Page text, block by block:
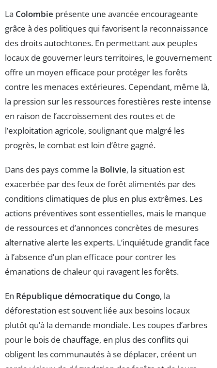
La Colombie présente une avancée encourageante
grâce à des politiques qui favorisent la reconnaissance
des droits autochtones. En permettant aux peuples
locaux de gouverner leurs territoires, le gouvernement
offre un moyen efficace pour protéger les forêts
contre les menaces extérieures. Cependant, même là,
la pression sur les ressources forestières reste intense
en raison de l’accroissement des routes et de
l’exploitation agricole, soulignant que malgré les
progrès, le combat est loin d’être gagné.
Dans des pays comme la Bolivie, la situation est
exacerbée par des feux de forêt alimentés par des
conditions climatiques de plus en plus extrêmes. Les
actions préventives sont essentielles, mais le manque
de ressources et d’annonces concrètes de mesures
alternative alerte les experts. L’inquiétude grandit face
à l’absence d’un plan efficace pour contrer les
émanations de chaleur qui ravagent les forêts.
En République démocratique du Congo, la
déforestation est souvent liée aux besoins locaux
plutôt qu’à la demande mondiale. Les coupes d’arbres
pour le bois de chauffage, en plus des conflits qui
obligent les communautés à se déplacer, créent un